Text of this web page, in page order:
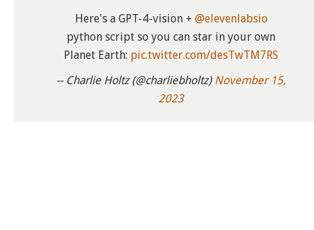
Here's a GPT-4-vision + @elevenlabsio
python script so you can star in your own
Planet Earth: pic.twitter.com/desTwTM7RS
-- Charlie Holtz (@charliebholtz) November 15,
2023